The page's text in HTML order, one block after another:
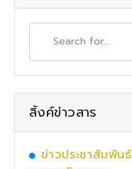
ลิ้งค์ข่าวสาร
ข่าวประชาสัมพันธ์